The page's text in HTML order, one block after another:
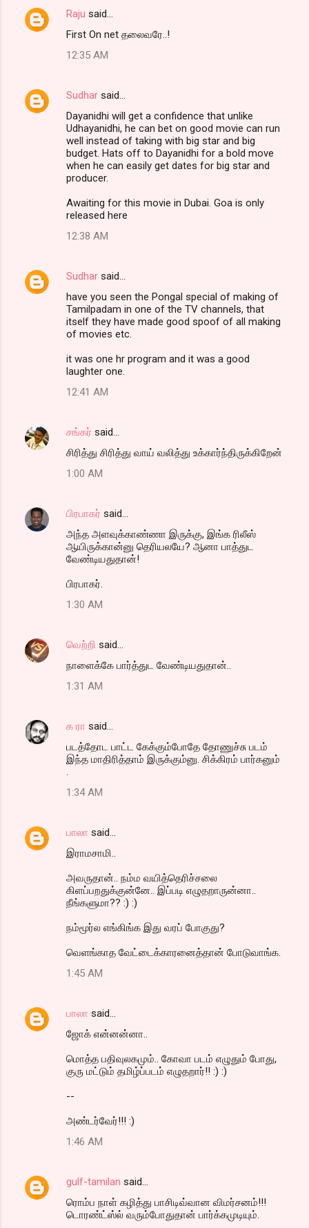
Raju said…
First On net தலைவரே..!
12:35 AM
Sudhar said…
Dayanidhi will get a confidence that unlike
Udhayanidhi, he can bet on good movie can run
well instead of taking with big star and big
budget. Hats off to Dayanidhi for a bold move
when he can easily get dates for big star and
producer.
Awaiting for this movie in Dubai. Goa is only
released here
12:38 AM
Sudhar said…
have you seen the Pongal special of making of
Tamilpadam in one of the TV channels, that
itself they have made good spoof of all making
of movies etc.
it was one hr program and it was a good
laughter one.
12:41 AM
சங்கர் said…
சிரித்து சிரித்து வாய் வலித்து உக்கார்ந்திருக்கிறேன்
1:00 AM
பிரபாகர் said…
அந்த அளவுக்காண்ணா இருக்கு, இங்க ரிலீஸ்
ஆயிருக்கான்னு தெரியலயே? ஆனா பாத்துட
வேண்டியதுதான்!
பிரபாகர்.
1:30 AM
வெற்றி said…
நாளைக்கே பார்த்துட வேண்டியதுதான்..
1:31 AM
க ரா said…
படத்தோட பாட்ட கேக்கும்போதே தோணுச்சு படம்
இந்த மாதிரித்தாம் இருக்கும்னு. சிக்கிரம் பார்கனும்
1:34 AM
பாலா said…
இராமசாமி..
அவருதான்.. நம்ம வயித்தெரிச்சலை
கிளப்பறதுக்குன்னே.. இப்படி எழுதறாருன்னா..
நீங்களுமா?? :) :)
நம்மூர்ல எங்கிங்க இது வரப் போகுது?
வெளங்காத வேட்டைக்காரனைத்தான் போடுவாங்க.
1:45 AM
பாலா said…
ஜோக் என்னன்னா..
மொத்த பதிவுலகமும்.. கோவா படம் எழுதும் போது,
குரு மட்டும் தமிழ்ப்படம் எழுதறார்!! :) :)
--
அண்டர்வேர்!!! :)
1:46 AM
gulf-tamilan said…
ரொம்ப நாள் கழித்து பாசிடிவ்வான விமர்சனம்!!!
டொரண்ட்ஸ்ல் வரும்போதுதான் பார்க்கமுடியும்.